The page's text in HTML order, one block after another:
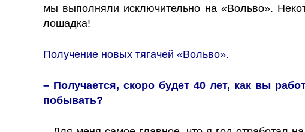
мы выполняли исключительно на «Вольво».
лошадка!
Получение новых тягачей «Вольво».
– Получается, скоро будет 40 лет, как вы
побывать?